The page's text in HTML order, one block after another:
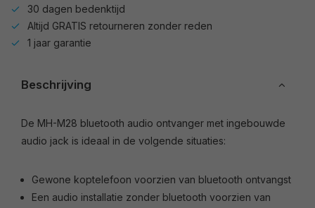
30 dagen bedenktijd
Altijd GRATIS retourneren zonder reden
1 jaar garantie
Beschrijving
De MH-M28 bluetooth audio ontvanger met ingebouwde
audio jack is ideaal in de volgende situaties:
Gewone koptelefoon voorzien van bluetooth ontvangst
Een audio installatie zonder bluetooth voorzien van